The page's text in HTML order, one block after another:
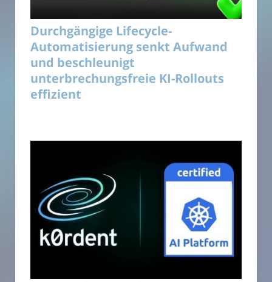
Durchgängige Lifecycle-
Automatisierung senkt Aufwand
und beschleunigt
unterbrechungsfreie KI-Rollouts
effizient